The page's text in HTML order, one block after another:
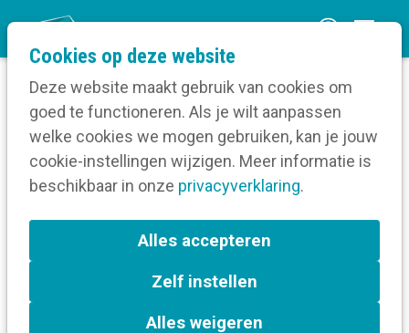
Cookies op deze website
Deze website maakt gebruik van cookies om
goed te functioneren. Als je wilt aanpassen
welke cookies we mogen gebruiken, kan je jouw
cookie-instellingen wijzigen. Meer informatie is
beschikbaar in onze privacyverklaring.
Alles accepteren
Zelf instellen
Alles weigeren
n
m
Home
Blog
Digitale inclusie: is iedereen mee? – Alenka Le
Compte
Digitale inclusie: is
iedereen mee? – Alenka Le